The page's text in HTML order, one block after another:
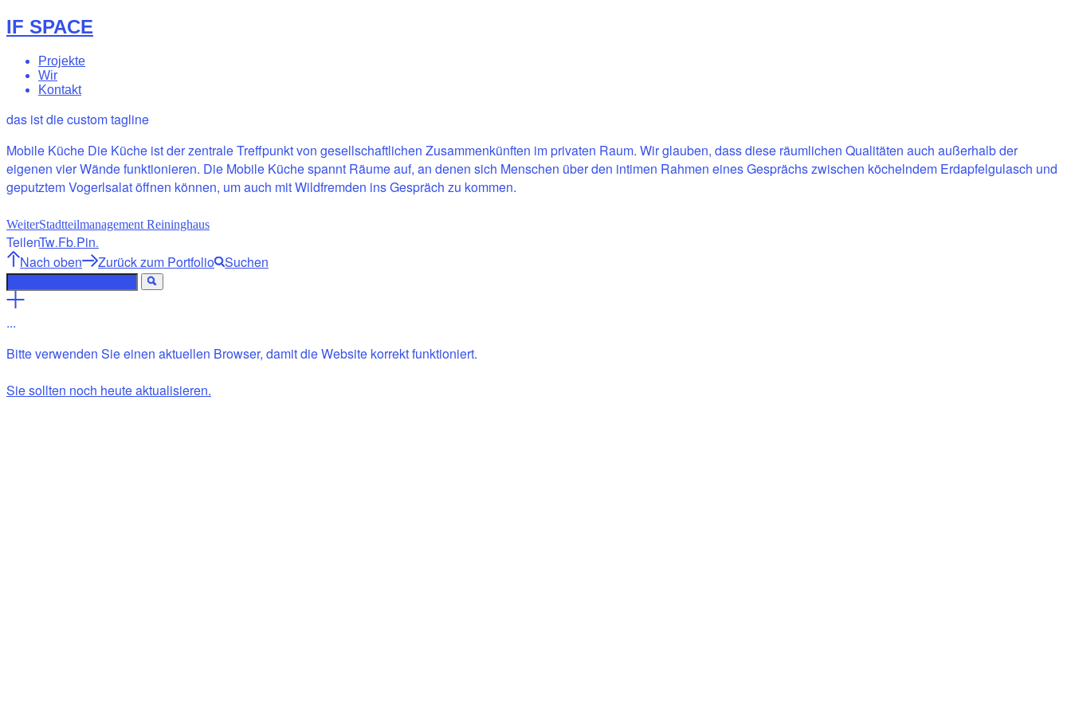
IF SPACE
Projekte
Wir
Kontakt
das ist die custom tagline
Mobile Küche Die Küche ist der zentrale Treffpunkt von gesellschaftlichen Zusammenkünften im privaten Raum. Wir glauben, dass diese räumlichen Qualitäten auch außerhalb der
eigenen vier Wände funktionieren. Die Mobile Küche spannt Räume auf, an denen sich Menschen über den intimen Rahmen eines Gesprächs zwischen köchelndem Erdapfelgulasch und
geputztem Vogerlsalat öffnen können, um auch mit Wildfremden ins Gespräch zu kommen.
WeiterStadtteilmanagement Reininghaus
TeilenTw.Fb.Pin.
Nach oben Zurück zum Portfolio Suchen
...
Bitte verwenden Sie einen aktuellen Browser, damit die Website korrekt funktioniert.
Sie sollten noch heute aktualisieren.